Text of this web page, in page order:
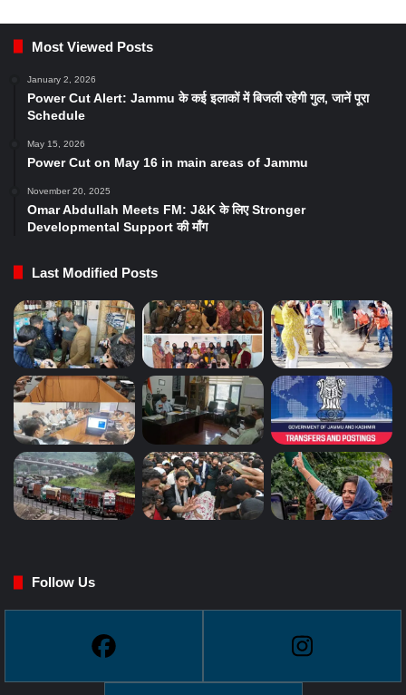
Most Viewed Posts
January 2, 2026
Power Cut Alert: Jammu के कई इलाकों में बिजली रहेगी गुल, जानें पूरा
Schedule
May 15, 2026
Power Cut on May 16 in main areas of Jammu
November 20, 2025
Omar Abdullah Meets FM: J&K के लिए Stronger
Developmental Support की माँग
Last Modified Posts
Follow Us